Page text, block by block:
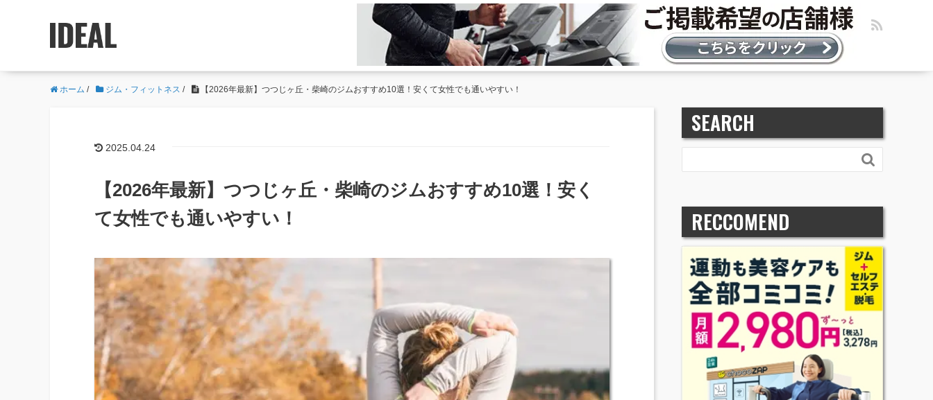
ホーム / ジム・フィットネス / 【2026年最新】つつじヶ丘・柴崎のジムおすすめ10選！安くて女性でも通いやすい！
2025.04.24
【2026年最新】つつじヶ丘・柴崎のジムおすすめ10選！安く
て女性でも通いやすい！
SEARCH

RECCOMEND